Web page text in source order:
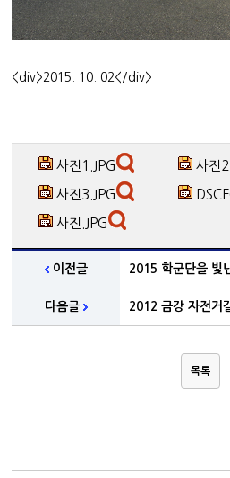
<div>2015. 10. 02</div>
사진1.JPG 사진
사진3.JPG
사진.JPG
이전글 2015 학군단을 빛
다음글 2012 금강 자전거
목록